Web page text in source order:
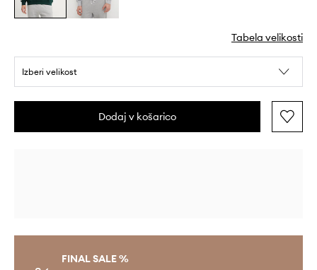
Tabela velikosti
Izberi velikost
Dodaj v košarico
FINAL SALE %